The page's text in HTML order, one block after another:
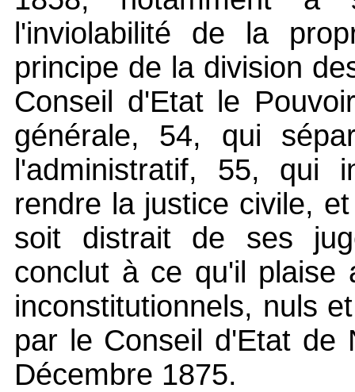
l'inviolabilité de la
principe de la division
Conseil d'Etat le
générale, 54, qui
l'administratif, 55, qui
rendre la justice civile,
soit distrait de ses
conclut à ce qu'il plaise
inconstitutionnels, nuls
par le Conseil d'Etat de
Décembre 1875.